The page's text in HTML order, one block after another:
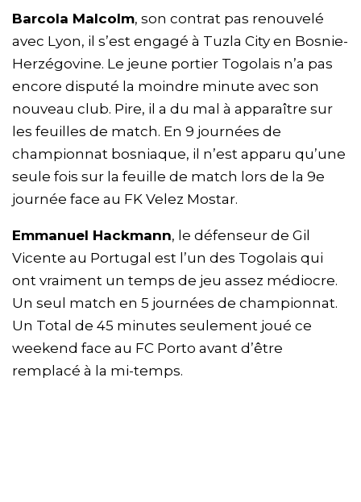
Barcola Malcolm, son contrat pas renouvelé
avec Lyon, il s’est engagé à Tuzla City en Bosnie-
Herzégovine. Le jeune portier Togolais n’a pas
encore disputé la moindre minute avec son
nouveau club. Pire, il a du mal à apparaître sur
les feuilles de match. En 9 journées de
championnat bosniaque, il n’est apparu qu’une
seule fois sur la feuille de match lors de la 9e
journée face au FK Velez Mostar.
Emmanuel Hackmann, le défenseur de Gil
Vicente au Portugal est l’un des Togolais qui
ont vraiment un temps de jeu assez médiocre.
Un seul match en 5 journées de championnat.
Un Total de 45 minutes seulement joué ce
weekend face au FC Porto avant d’être
remplacé à la mi-temps.